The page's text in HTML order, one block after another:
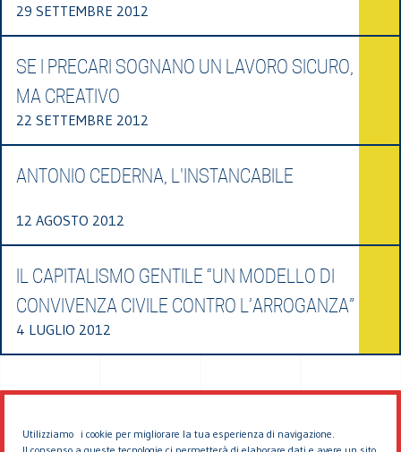
Utilizziamo i cookie per migliorare la tua esperienza di navigazione.
29 SETTEMBRE 2012
SE I PRECARI SOGNANO UN LAVORO SICURO,
MA CREATIVO
22 SETTEMBRE 2012
ANTONIO CEDERNA, L'INSTANCABILE
12 AGOSTO 2012
IL CAPITALISMO GENTILE “UN MODELLO DI
CONVIVENZA CIVILE CONTRO L’ARROGANZA”
4 LUGLIO 2012